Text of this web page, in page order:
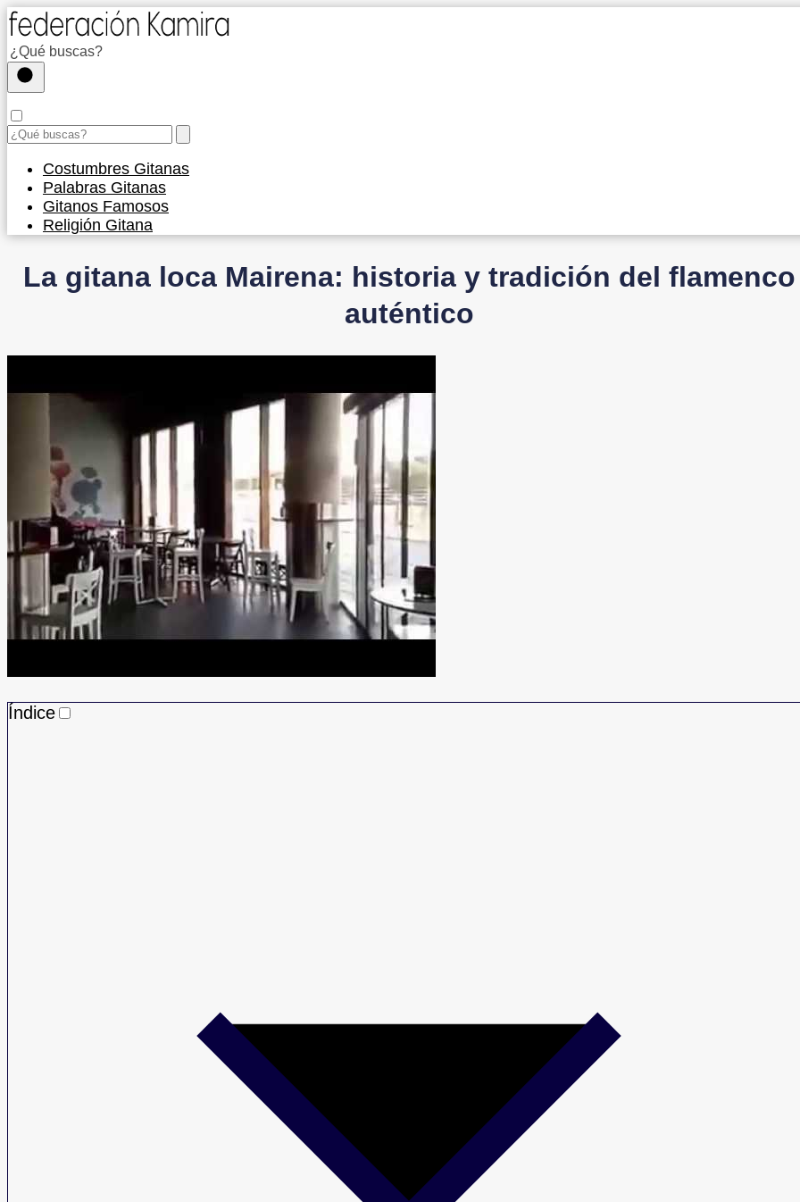
Costumbres Gitanas
Palabras Gitanas
Gitanos Famosos
Religión Gitana
La gitana loca Mairena: historia y tradición del flamenco
auténtico
Índice